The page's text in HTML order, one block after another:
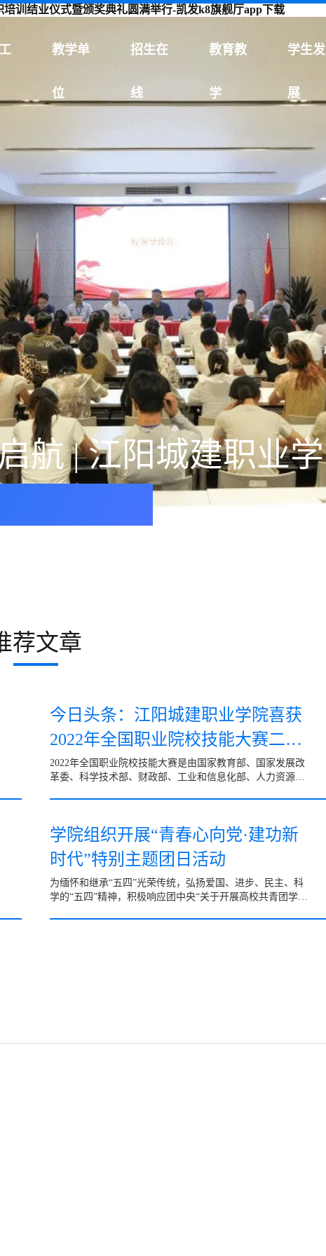
训结业仪式暨颁奖典礼圆满举行-凯发k8旗舰厅app下载
教学单
位
招生在
线
教育教
学
学生发
展
荐文章
今日头条：江阳城建职业学院喜获
2022年全国职业院校技能大赛二等
奖、民办院校成绩全国
2022年全国职业院校技能大赛是由国家教育部、国家发展改
革委、科学技术部、财政部、工业和信息化部、人力资源社
学院组织开展“青春心向党·建功新
时代”特别主题团日活动
为缅怀和继承“五四”光荣传统，弘扬爱国、进步、民主、科
学的“五四”精神，积极响应团中央“关于开展高校共青团学习